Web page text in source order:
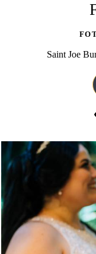
Saint Joe